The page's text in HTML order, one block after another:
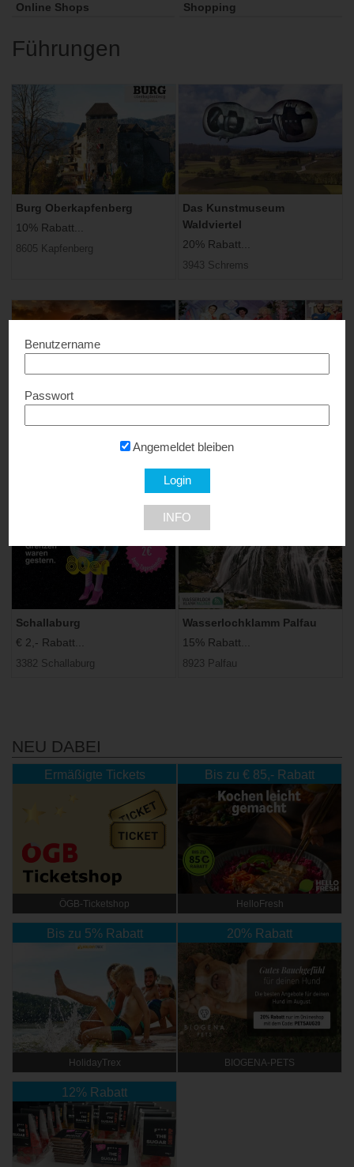
Online Shops Shopping
Führungen
Burg Oberkapfenberg
10% Rabatt...
8605 Kapfenberg
Das Kunstmuseum
Waldviertel
20% Rabatt...
3943 Schrems
IMMERSIUM:WIEN
Madame Tussauds
20% Rabatt...
Schallaburg
€ 2,- Rabatt...
3382 Schallaburg
Wasserlochklamm Palfau
15% Rabatt...
8923 Palfau
NEU DABEI
Ermäßigte Tickets
ÖGB-Ticketshop
Bis zu € 85,- Rabatt
HelloFresh
Bis zu 5% Rabatt
HolidayTrex
20% Rabatt
BIOGENA-PETS
12% Rabatt
Benutzername
Passwort
Angemeldet bleiben
INFO